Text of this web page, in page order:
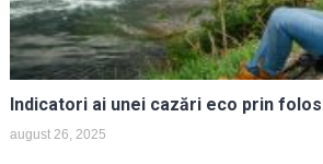
Indicatori ai unei cazări eco prin
august 26, 2025